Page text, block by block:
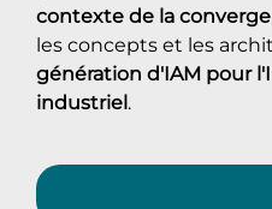
contexte de la
les concepts et les
génération d'IAM pour
industriel.